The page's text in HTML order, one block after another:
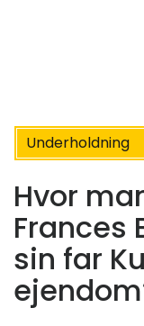
Underholdning
Hvor
Frances
sin far